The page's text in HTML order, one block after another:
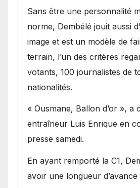
Sans être une personnalité
norme, Dembélé jouit aussi
image et est un modèle de
terrain, l’un des critères
votants, 100 journalistes de
nationalités.
« Ousmane, Ballon d’or », a
entraîneur Luis Enrique en
presse samedi.
En ayant remporté la C1,
avoir une longueur